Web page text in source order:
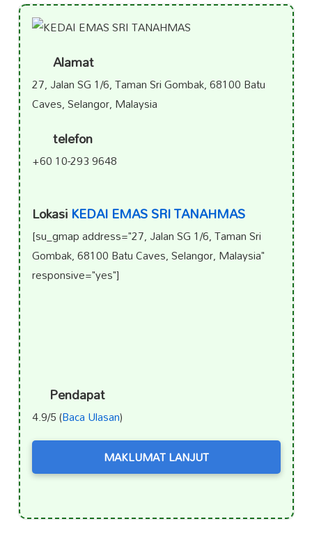
Alamat
27, Jalan SG 1/6, Taman Sri Gombak, 68100 Batu
Caves, Selangor, Malaysia
telefon
+60 10-293 9648
LokasiKEDAI EMAS SRI TANAHMAS
[su_gmap address="27, Jalan SG 1/6, Taman Sri
Gombak, 68100 Batu Caves, Selangor, Malaysia"
responsive="yes"]
Pendapat
4.9/5 (Baca Ulasan)
MAKLUMAT LANJUT